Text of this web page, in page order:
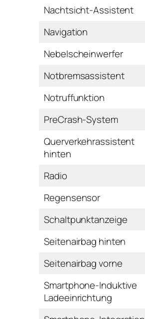
Nachtsicht-Assistent
Navigation
Nebelscheinwerfer
Notbremsassistent
Notruffunktion
PreCrash-System
Querverkehrassistent
hinten
Radio
Regensensor
Schaltpunktanzeige
Seitenairbag hinten
Seitenairbag vorne
Smartphone-Induktive
Ladeeinrichtung